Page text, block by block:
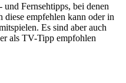
Fernsehtipps, bei denen
diese empfehlen kann oder in
Es sind aber auch
als TV-Tipp empfohlen